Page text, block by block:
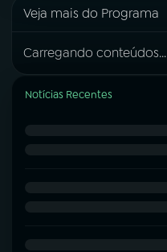
Veja mais do Programa
Carregando conteúdos...
Notícias Recentes